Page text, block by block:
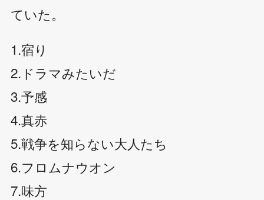
ていた。
1.宿り
2.ドラマみたいだ
3.予感
4.真赤
5.戦争を知らない大人たち
6.フロムナウオン
7.味方